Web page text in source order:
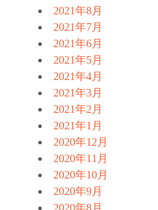
2021年8月
2021年7月
2021年6月
2021年5月
2021年4月
2021年3月
2021年2月
2021年1月
2020年12月
2020年11月
2020年10月
2020年9月
2020年8月